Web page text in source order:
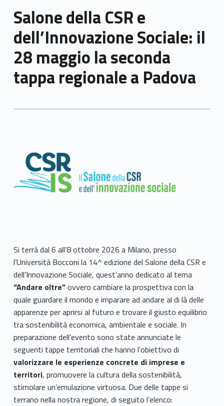
Salone della CSR e
dell’Innovazione Sociale: il
28 maggio la seconda
tappa regionale a Padova
Si terrà dal 6 all’8 ottobre 2026 a Milano, presso
l’Università Bocconi la 14^ edizione del Salone della CSR e
dell’Innovazione Sociale, quest’anno dedicato al tema
“Andare oltre”ovvero cambiare la prospettiva con la
quale guardare il mondo e imparare ad andare al di là delle
apparenze per aprirsi al futuro e trovare il giusto equilibrio
tra sostenibilità economica, ambientale e sociale. In
preparazione dell’evento sono state annunciate le
seguenti tappe territoriali che hanno l’obiettivo di
valorizzare le esperienze concrete di imprese e
territori, promuovere la cultura della sostenibilità,
stimolare un’emulazione virtuosa. Due delle tappe si
terrano nella nostra regione, di seguito l’elenco: